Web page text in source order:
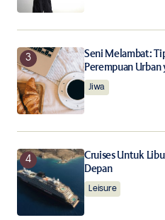
Submit Comment
Seni Melambat:
Perempuan Urban
Jiwa
Cruises Untuk
Depan
Leisure